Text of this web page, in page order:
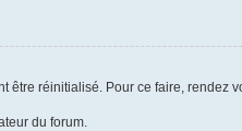
réinitialisé. Pour ce faire, rendez
du forum.